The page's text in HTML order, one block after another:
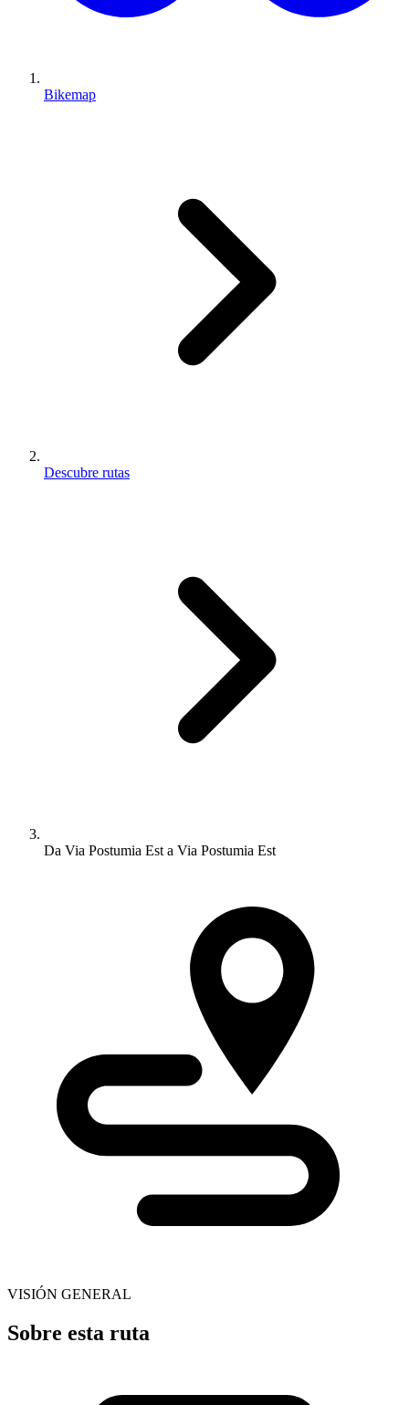
Bikemap
Descubre rutas
Da Via Postumia Est a Via Postumia Est
VISIÓN GENERAL
Sobre esta ruta